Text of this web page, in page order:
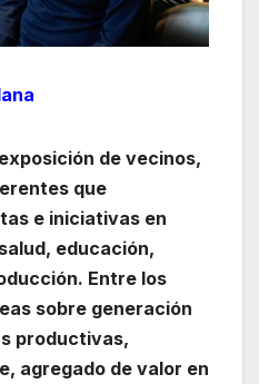
de vecinos,
que
e iniciativas en
educación,
Entre los
sobre generación
productivas,
agregado de valor en